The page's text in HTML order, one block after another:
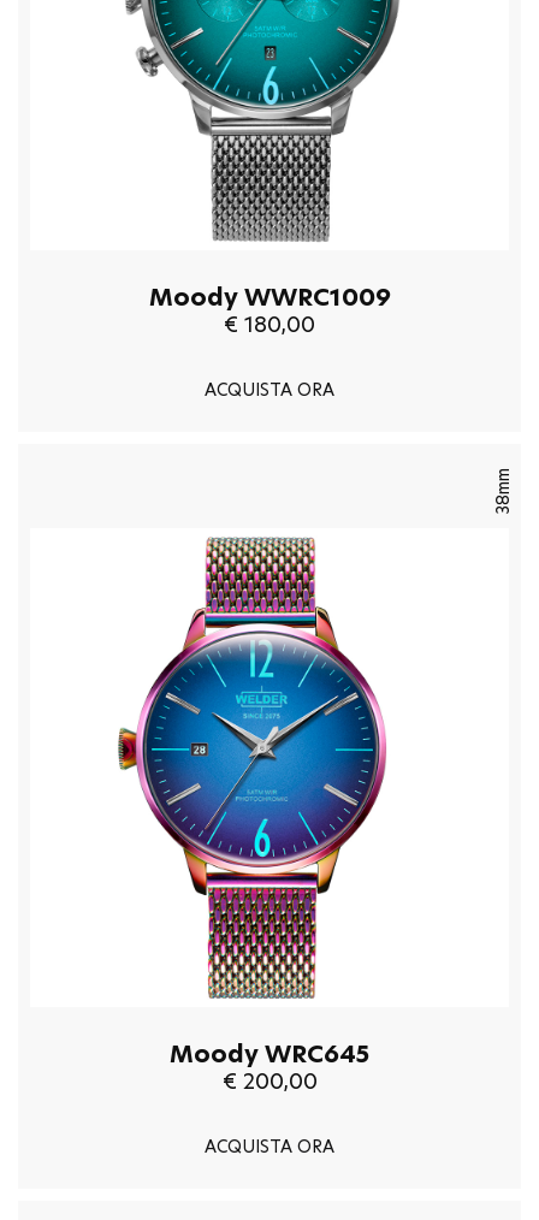
Moody WWRC1009
€ 180,00
ACQUISTA ORA
38mm
Moody WRC645
€ 200,00
ACQUISTA ORA